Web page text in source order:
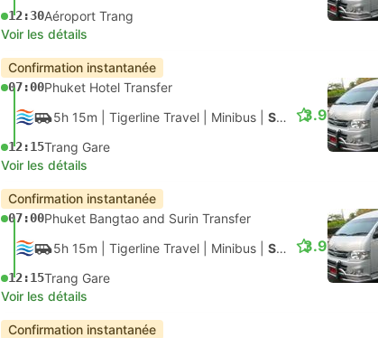
12:30Aéroport Trang
Voir les détails
Confirmation instantanée
07:00Phuket Hotel Transfer
5h 15m | Tigerline Travel Minibus Speedboat + Van
12:15Trang Gare
3.9
Voir les détails
Confirmation instantanée
07:00Phuket Bangtao and Surin Transfer
5h 15m | Tigerline Travel Minibus Speedboat + Van
12:15Trang Gare
3.9
Voir les détails
Confirmation instantanée